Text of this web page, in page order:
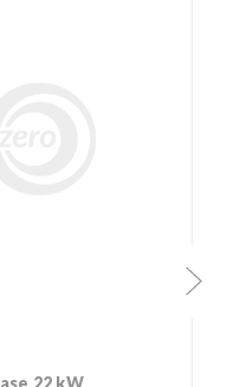
22 kW